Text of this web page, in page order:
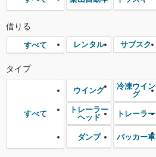
借りる
すべて レンタル サブスク
タイプ
すべて
ウイング
冷凍ウイン
グ
トレーラー
ヘッド
トレーラー
ダンプ パッカー車